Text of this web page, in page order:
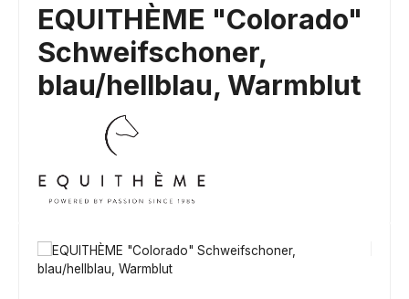
EQUITHÈME "Colorado"
Schweifschoner,
blau/hellblau, Warmblut
Bildergalerie überspringen